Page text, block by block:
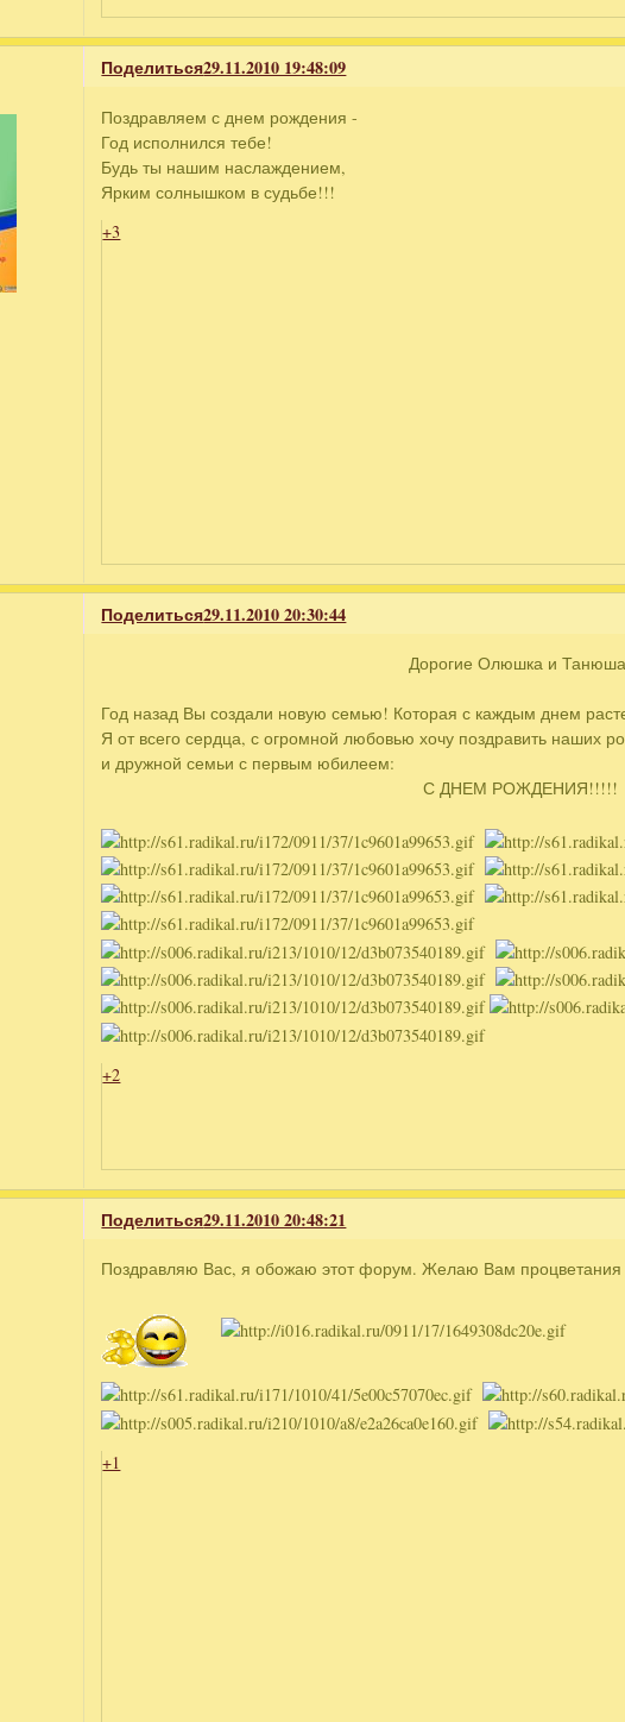
Поделиться29.11.2010 19:48:09
Поздравляем с днем рождения -
Год исполнился тебе!
Будь ты нашим наслаждением,
Ярким солнышком в судьбе!!!
+3
Поделиться29.11.2010 20:30:44
Дорогие Олюшка и
Год назад Вы создали новую семью! Которая с каждым днем
Я от всего сердца, с огромной любовью хочу поздравить наших
и дружной семьи с первым юбилеем:
С ДНЕМ РОЖДЕНИЯ!!!!!
+2
Поделиться29.11.2010 20:48:21
Поздравляю Вас, я обожаю этот форум. Желаю Вам процветания
+1